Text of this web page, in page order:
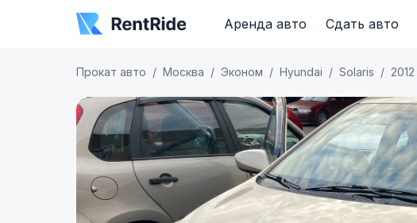
Аренда авто Сдать авто
Прокат авто Москва Эконом Hyundai Solaris 2012